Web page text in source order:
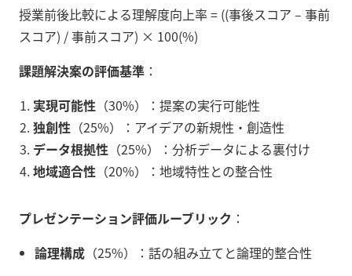
授業前後比較による理解度向上率 = ((事後スコア – 事前
スコア) / 事前スコア) × 100(%)
課題解決案の評価基準 ：
実現可能性 （30%）：提案の実行可能性
独創性 （25%）：アイデアの新規性・創造性
データ根拠性 （25%）：分析データによる裏付け
地域適合性 （20%）：地域特性との整合性
プレゼンテーション評価ルーブリック ：
論理構成 （25%）：話の組み立てと論理的整合性